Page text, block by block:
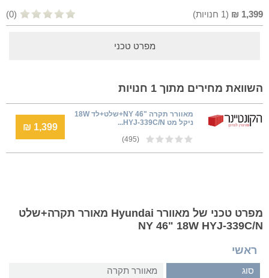
1,399
₪
(
1 חנויות) (0)
מפרט טכני
השוואת מחירים מתוך 1 חנויות
מאוורר תקרה "NY 46+שלט+לד 18W
ניקל מט HYJ-339C/N...
(495)
1,399 ₪
מפרט טכני של מאוורר Hyundai מאורר תקרה+שלט
NY 46" 18W HYJ-339C/N
ראשי
סוג מאוורר תקרה